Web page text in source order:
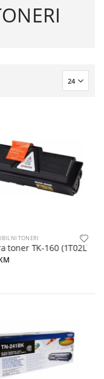
TONERI
toner TK-160